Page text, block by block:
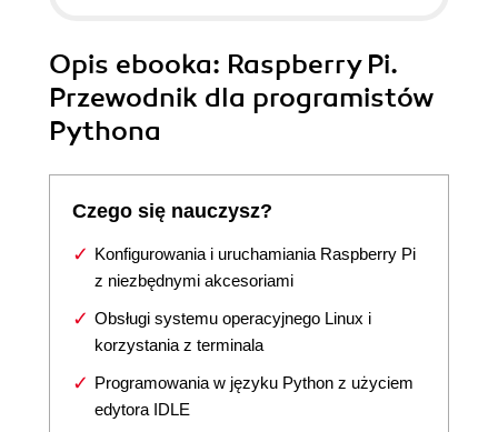
Opis ebooka: Raspberry Pi.
Przewodnik dla programistów
Pythona
Czego się nauczysz?
Konfigurowania i uruchamiania Raspberry Pi
z niezbędnymi akcesoriami
Obsługi systemu operacyjnego Linux i
korzystania z terminala
Programowania w języku Python z użyciem
edytora IDLE